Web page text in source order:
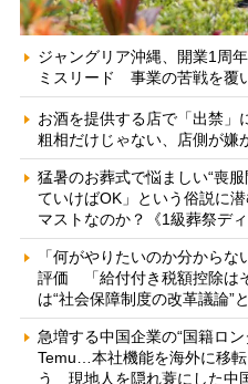
ジャングリア沖縄、開業1周
ミスリード 事業の苦戦を覆
お酒を提供する店で「出禁
粗相だけじゃない、店側が嫌
猛暑のお葬式で悩ましい“喪
ていけばOK」という俗説に
マストなのか？《1級葬祭デ
「何がやりたいのか分から
評価 「給付付き税額控除は
は“社会保障制度の改革議論”
急増する中国企業の“国籍ロ
Temu…本社機能を海外に移
う 現地人を隠れ蓑にした中